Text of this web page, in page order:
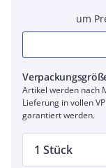
um
Artikel werden nach
Lieferung in vollen
garantiert werden.
1 Stück